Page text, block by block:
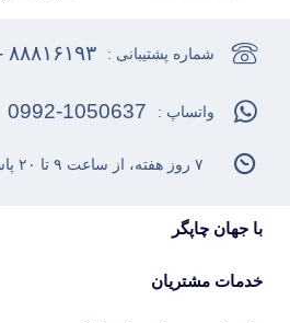
با جهان چاپگر
خدمات مشتریان
شماره پشتیبانی : ۸۸۸۱۶۱۹۳ - ۰۲۱
واتساپ : 0992-1050637
۷ روز هفته، از ساعت ۹ تا ۲۰ پاسخگوی شما هستیم